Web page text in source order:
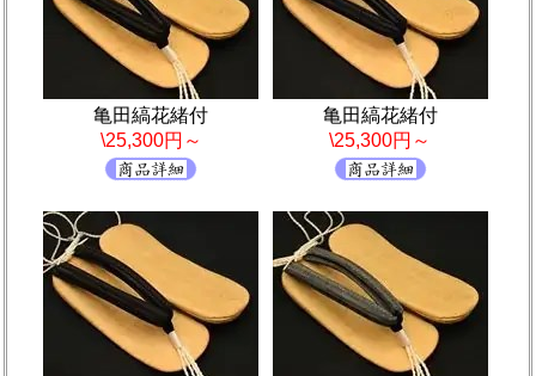
亀田縞花緒付
\25,300円～
亀田縞花緒付
\25,300円～